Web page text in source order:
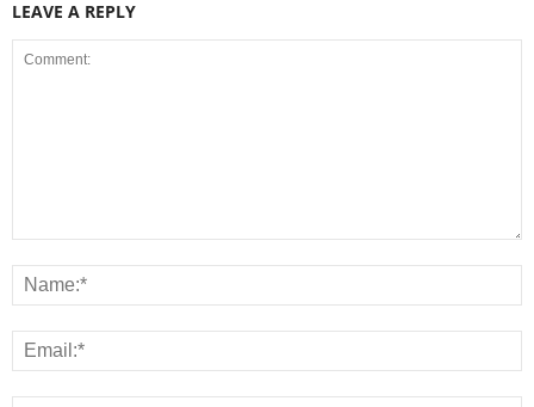
LEAVE A REPLY